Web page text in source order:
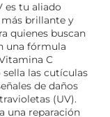
es tu aliado
brillante y
quienes buscan
una fórmula
C
las cutículas
de daños
(UV).
una reparación